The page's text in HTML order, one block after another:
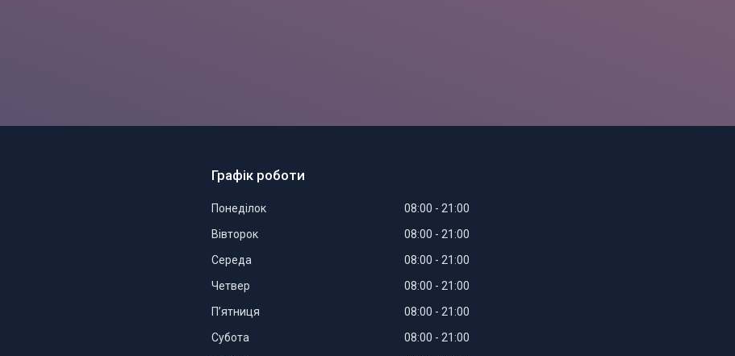
Графік роботи
Понеділок 08:00
21:00
Вівторок
08:00
21:00
Середа
08:00
21:00
Четвер
08:00
21:00
Пʼятниця
08:00
21:00
Субота
08:00
21:00